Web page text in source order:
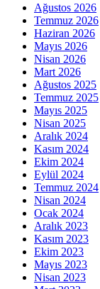
Ağustos 2026
Temmuz 2026
Haziran 2026
Mayıs 2026
Nisan 2026
Mart 2026
Ağustos 2025
Temmuz 2025
Mayıs 2025
Nisan 2025
Aralık 2024
Kasım 2024
Ekim 2024
Eylül 2024
Temmuz 2024
Nisan 2024
Ocak 2024
Aralık 2023
Kasım 2023
Ekim 2023
Mayıs 2023
Nisan 2023